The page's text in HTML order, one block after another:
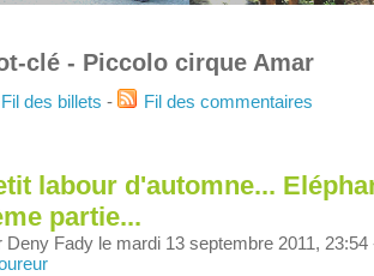
clé - Piccolo cirque Amar
Fil des billets - Fil des commentaires
labour d'automne...
partie...
Deny Fady le mardi 13 septembre 2011,